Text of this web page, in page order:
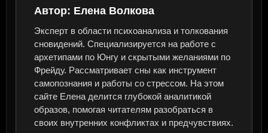
Автор: Елена Волкова
Эксперт в области психоанализа и толкования
сновидений. Специализируется на работе с
архетипами по Юнгу и скрытыми желаниями по
Фрейду. Рассматривает сны как инструмент
самопознания и работы со стрессом. На этом
сайте Елена делится глубокой аналитикой
образов, помогая читателям разобраться в
своих внутренних конфликтах и предчувствиях.